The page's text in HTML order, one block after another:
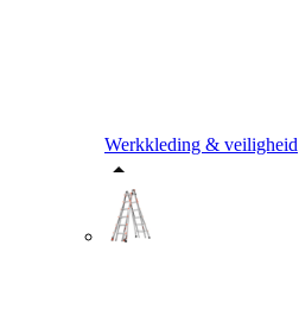
Werkkleding & veiligheid